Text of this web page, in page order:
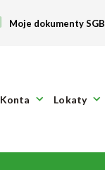
Moje dokumenty SGB
Konta Lokaty